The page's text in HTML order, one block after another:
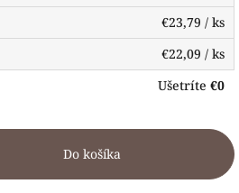
€23,79 / ks
€22,09 / ks
Ušetríte €0
Do košíka